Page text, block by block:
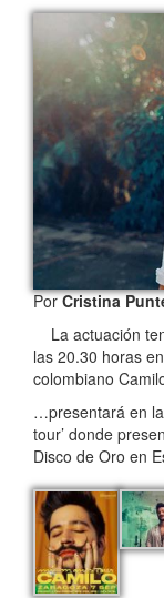
PorCristina
La actuación
las 20.30 horas
colombiano
…presentará en
tour’ donde
Disco de Oro en